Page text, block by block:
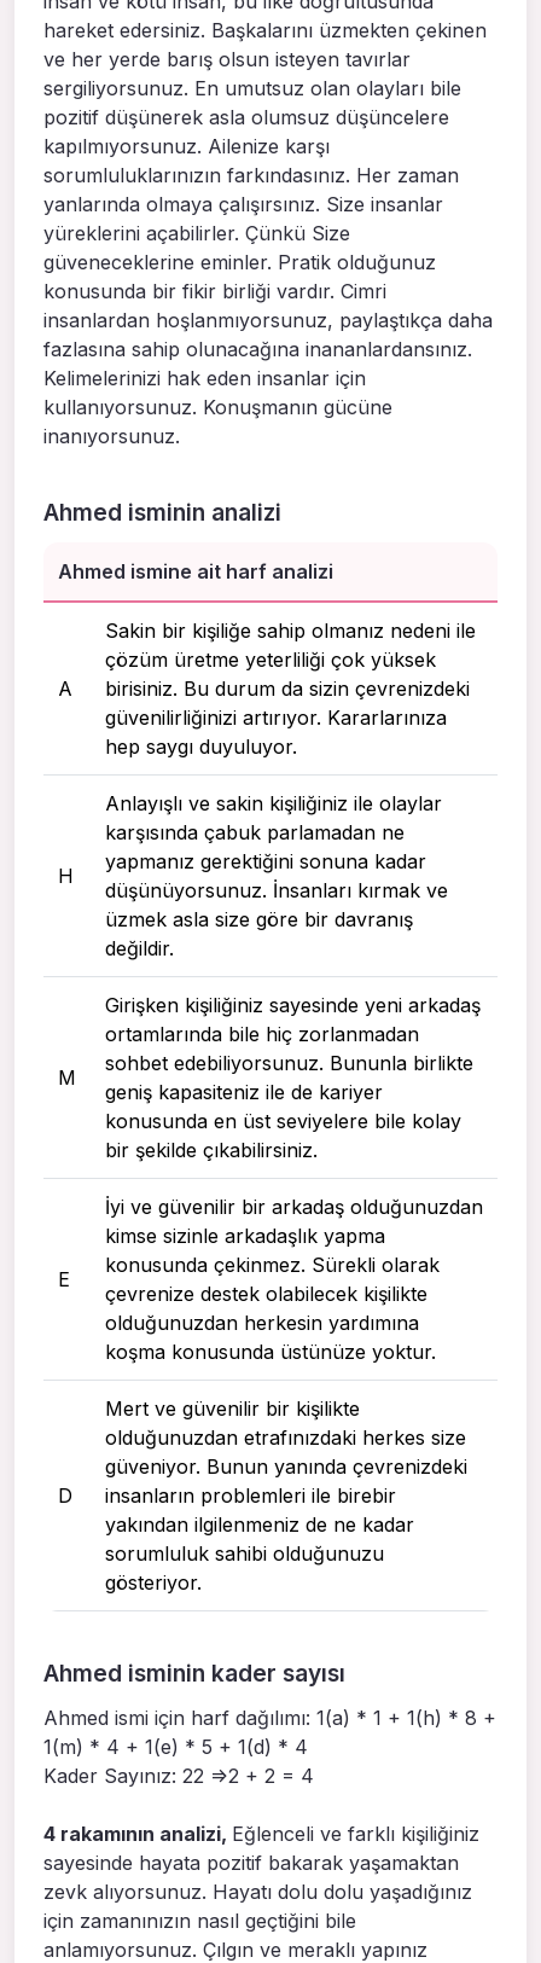
hareket edersiniz. Başkalarını üzmekten çekinen
ve her yerde barış olsun isteyen tavırlar
sergiliyorsunuz. En umutsuz olan olayları bile
pozitif düşünerek asla olumsuz düşüncelere
kapılmıyorsunuz. Ailenize karşı
sorumluluklarınızın farkındasınız. Her zaman
yanlarında olmaya çalışırsınız. Size insanlar
yüreklerini açabilirler. Çünkü Size
güveneceklerine eminler. Pratik olduğunuz
konusunda bir fikir birliği vardır. Cimri
insanlardan hoşlanmıyorsunuz, paylaştıkça daha
fazlasına sahip olunacağına inananlardansınız.
Kelimelerinizi hak eden insanlar için
kullanıyorsunuz. Konuşmanın gücüne
inanıyorsunuz.
Ahmed isminin analizi
Ahmed ismine ait harf analizi
A
Sakin bir kişiliğe sahip olmanız nedeni ile
çözüm üretme yeterliliği çok yüksek
birisiniz. Bu durum da sizin çevrenizdeki
güvenilirliğinizi artırıyor. Kararlarınıza
hep saygı duyuluyor.
H
Anlayışlı ve sakin kişiliğiniz ile olaylar
karşısında çabuk parlamadan ne
yapmanız gerektiğini sonuna kadar
düşünüyorsunuz. İnsanları kırmak ve
üzmek asla size göre bir davranış
değildir.
M
Girişken kişiliğiniz sayesinde yeni arkadaş
ortamlarında bile hiç zorlanmadan
sohbet edebiliyorsunuz. Bununla birlikte
geniş kapasiteniz ile de kariyer
konusunda en üst seviyelere bile kolay
bir şekilde çıkabilirsiniz.
E
İyi ve güvenilir bir arkadaş olduğunuzdan
kimse sizinle arkadaşlık yapma
konusunda çekinmez. Sürekli olarak
çevrenize destek olabilecek kişilikte
olduğunuzdan herkesin yardımına
koşma konusunda üstünüze yoktur.
D
Mert ve güvenilir bir kişilikte
olduğunuzdan etrafınızdaki herkes size
güveniyor. Bunun yanında çevrenizdeki
insanların problemleri ile birebir
yakından ilgilenmeniz de ne kadar
sorumluluk sahibi olduğunuzu
gösteriyor.
Ahmed isminin kader sayısı
Ahmed ismi için harf dağılımı: 1(a) * 1 + 1(h) * 8 +
1(m) * 4 + 1(e) * 5 + 1(d) * 4
Kader Sayınız: 22 =>2 + 2 = 4
4 rakamının analizi, Eğlenceli ve farklı kişiliğiniz
sayesinde hayata pozitif bakarak yaşamaktan
zevk alıyorsunuz. Hayatı dolu dolu yaşadığınız
için zamanınızın nasıl geçtiğini bile
anlamıyorsunuz. Çılgın ve meraklı yapınız